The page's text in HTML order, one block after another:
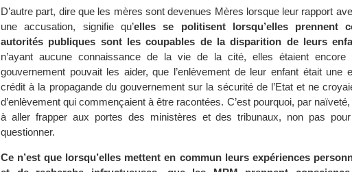
D’autre part, dire que les mères sont devenues Mères lorsque leur rapport
une accusation, signifie qu’elles se politisent lorsqu’elles prennent
autorités publiques sont les coupables de la disparition de leurs
n’ayant aucune connaissance de la vie de la cité, elles étaient encore
gouvernement pouvait les aider, que l’enlèvement de leur enfant était une
crédit à la propagande du gouvernement sur la sécurité de l’Etat et ne
d’enlèvement qui commençaient à être racontées. C’est pourquoi, par naïveté,
à aller frapper aux portes des ministères et des tribunaux, non pas
questionner.
Ce n’est que lorsqu’elles mettent en commun leurs expériences